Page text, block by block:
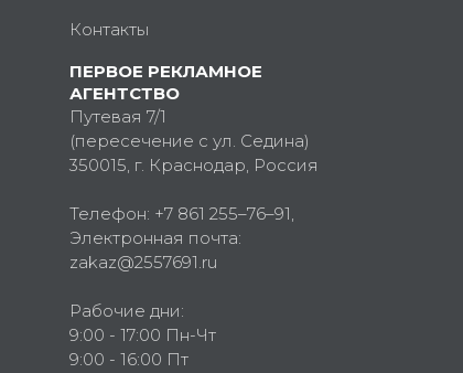
Контакты
ПЕРВОЕ РЕКЛАМНОЕ
АГЕНТСТВО
Путевая 7/1
(пересечение с ул. Седина)
350015, г. Краснодар, Россия
Телефон: +7 861 255–76–91,
Электронная почта:
zakaz@2557691.ru
Рабочие дни:
9:00 - 17:00 Пн-Чт
9:00 - 16:00 Пт